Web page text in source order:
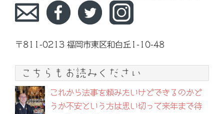
〒811-0213 福岡市東区和白丘1-10-48
こちらもお読みください
これから法事を頼みたいけどできるのかど
うか不安という方は思い切って来年まで待